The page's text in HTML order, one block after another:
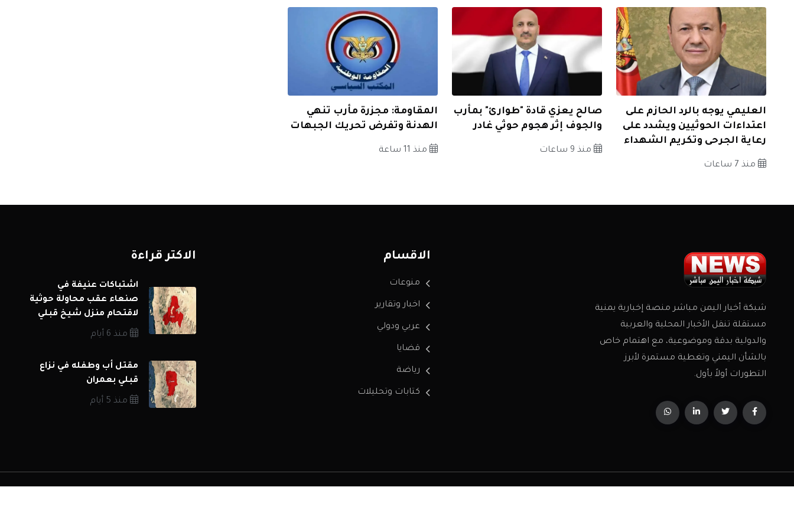
العليمي يوجه بالرد الحازم على
اعتداءات الحوثيين ويشدد على
رعاية الجرحى وتكريم الشهداء
منذ 7 ساعات
صالح يعزي قادة "طوارئ" بمأرب
والجوف إثر هجوم حوثي غادر
منذ 9 ساعات
المقاومة: مجزرة مأرب تنهي
الهدنة وتفرض تحريك الجبهات
منذ 11 ساعة
شبكة أخبار اليمن مباشر منصة إخبارية يمنية
مستقلة تنقل الأخبار المحلية والعربية
والدولية بدقة وموضوعية، مع اهتمام خاص
بالشأن اليمني وتغطية مستمرة لأبرز
التطورات أولاً بأول.
الاقسام
منوعات
اخبار وتقارير
عربي ودولي
قضايا
رياضة
كتابات وتحليلات
الاكثر قراءة
اشتباكات عنيفة في
صنعاء عقب محاولة حوثية
لاقتحام منزل شيخ قبلي
منذ 6 أيام
مقتل أب وطفله في نزاع
قبلي بعمران
منذ 5 أيام